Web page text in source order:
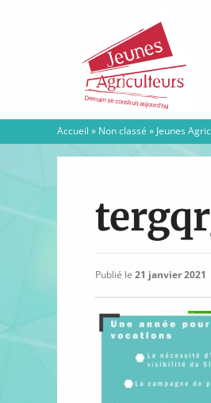
Agriculteurs
Accueil » Non classé » Jeunes
Publié le 21 janvier 2021